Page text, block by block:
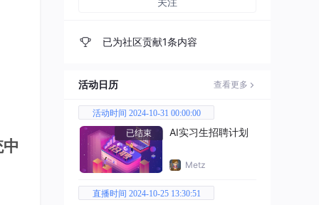
已为社区贡献1条内容
活动日历 查看更多
活动时间 2024-10-31 00:00:00
已结束
AI实习生招聘计划
Metz
直播时间 2024-10-25 13:30:51